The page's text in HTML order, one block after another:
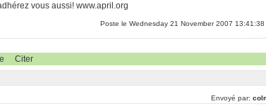
vous aussi! www.april.org
Poste le Wednesday 21 November 2007 13:41:38
Citer
Envoyé par: